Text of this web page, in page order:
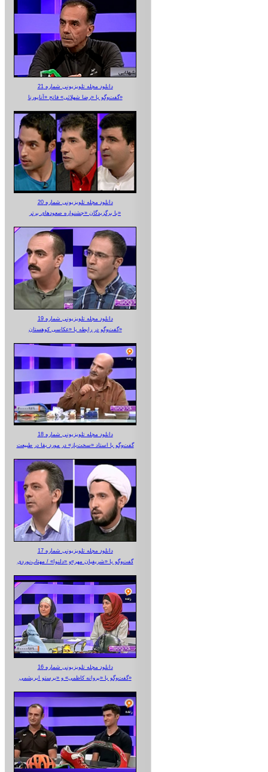
دانلود مجله تلویزیونی شماره 21
گفت‌وگو با «رضا شهلائی» فاتح «آناپورنا»
دانلود مجله تلویزیونی شماره 20
با برگزیدگان «جشنواره صعودهای برتر»
دانلود مجله تلویزیونی شماره 19
گفت‌وگو در رابطه با «عکاسی کوهستان»
دانلود مجله تلویزیونی شماره 18
گفت‌وگو با استاد «سخت‌باز» در مورد بقا در طبیعت
دانلود مجله تلویزیونی شماره 17
گفت‌وگو با «شریفیان مهر»‌و «دلنوا» / مهتاب‌نوردی
دانلود مجله تلویزیونی شماره 16
گفت‌وگو با «پروانه کاظمی» و «پرستو‌ ابریشمی»